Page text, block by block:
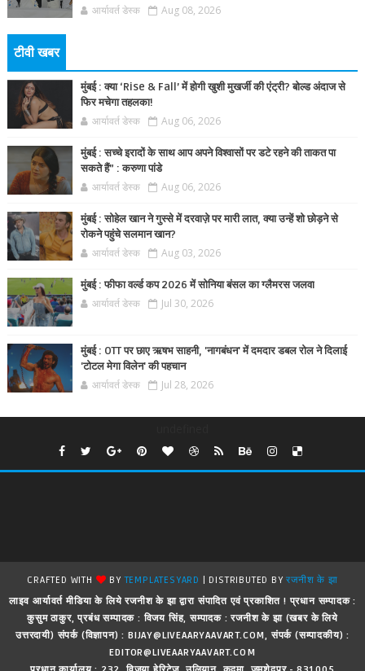
आर्यावर्त डेस्क Aug 08, 2026
टीवी खबर
मुंबई : क्या ‘Rise & Fall’ में होगी खुशी मुखर्जी की एंट्री? बोल्ड अंदाज से
फिर मचेगा तहलका!
आर्यावर्त डेस्क Aug 06, 2026
मुंबई : सच्चे इरादों के साथ आप अपने विश्वासों पर डटे रहने की ताकत पा
सकते हैं” : करुणा पांडे
आर्यावर्त डेस्क Aug 06, 2026
मुंबई : सोहेल खान ने गुस्से में दरवाज़े पर मारी लात, क्या उन्हें शो छोड़ने से
रोकने पहुंचे सलमान खान?
आर्यावर्त डेस्क Aug 03, 2026
मुंबई : फीफा वर्ल्ड कप 2026 में सोनिया बंसल का ग्लैमरस जलवा
आर्यावर्त डेस्क Jul 30, 2026
मुंबई : OTT पर छाए ऋषभ साहनी, 'नागबंधन' में दमदार डबल रोल ने दिलाई
'टोटल मेगा विलेन' की पहचान
आर्यावर्त डेस्क Jul 28, 2026
CRAFTED WITH BYTEMPLATESYARD | DISTRIBUTED BYरजनीश के झा
लाइव आर्यावर्त मीडिया के लिये रजनीश के झा द्वारा संपादित एवं प्रकाशित ! प्रधान सम्पादक :
कुसुम ठाकुर, प्रबंध सम्पादक : विजय सिंह, सम्पादक : रजनीश के झा (खबर के लिये
उत्तरदायी) संपर्क (विज्ञापन) : BIJAY@LIVEAARYAAVART.COM, संपर्क (सम्पादकीय) :
EDITOR@LIVEAARYAAVART.COM